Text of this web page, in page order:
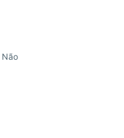
Não